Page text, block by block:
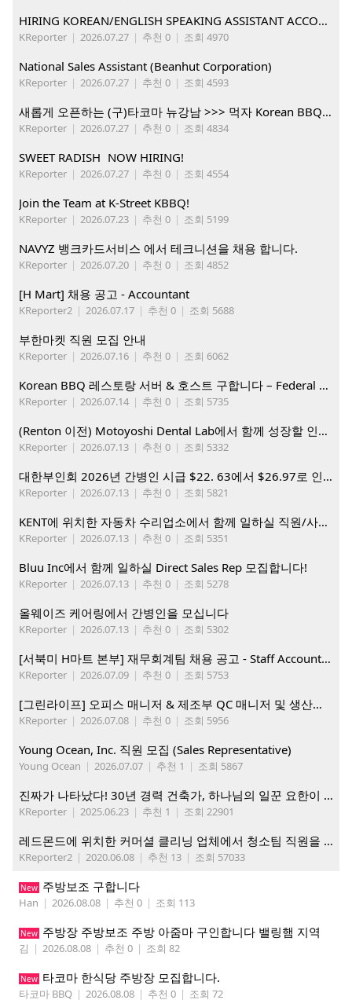
HIRING KOREAN/ENGLISH SPEAKING ASSISTANT ACCOUNT MANAGER
KReporter | 2026.07.27 | 추천 0 | 조회 4970
National Sales Assistant (Beanhut Corporation)
KReporter | 2026.07.27 | 추천 0 | 조회 4593
새롭게 오픈하는 (구)타코마 뉴강남 >>> 먹자 Korean BBQ 구인중
KReporter | 2026.07.27 | 추천 0 | 조회 4834
SWEET RADISH NOW HIRING!
KReporter | 2026.07.27 | 추천 0 | 조회 4554
Join the Team at K-Street KBBQ!
KReporter | 2026.07.23 | 추천 0 | 조회 5199
NAVYZ 뱅크카드서비스 에서 테크니션을 채용 합니다.
KReporter | 2026.07.20 | 추천 0 | 조회 4852
[H Mart] 채용 공고 - Accountant
KReporter2 | 2026.07.17 | 추천 0 | 조회 5688
부한마켓 직원 모집 안내
KReporter | 2026.07.16 | 추천 0 | 조회 6062
Korean BBQ 레스토랑 서버 & 호스트 구합니다 – Federal Way & Tacoma $45-$60/hr (server), $21-23/hr (Host)
KReporter | 2026.07.14 | 추천 0 | 조회 5735
(Renton 이전) Motoyoshi Dental Lab에서 함께 성장할 인재를 모십니다.
KReporter | 2026.07.13 | 추천 0 | 조회 5332
대한부인회 2026년 간병인 시급 $22. 63에서 $26.97로 인상. 지금 간병인들을 모집합니다
KReporter | 2026.07.13 | 추천 0 | 조회 5821
KENT에 위치한 자동차 수리업소에서 함께 일하실 직원/사무직원 구합니다.
KReporter | 2026.07.13 | 추천 0 | 조회 5351
Bluu Inc에서 함께 일하실 Direct Sales Rep 모집합니다!
KReporter | 2026.07.13 | 추천 0 | 조회 5278
올웨이즈 케어링에서 간병인을 모십니다
KReporter | 2026.07.13 | 추천 0 | 조회 5302
[서북미 H마트 본부] 재무회계팀 채용 공고 - Staff Accountant
KReporter | 2026.07.09 | 추천 0 | 조회 5753
[그린라이프] 오피스 매니저 & 제조부 QC 매니저 및 생산직, 웨어하우스 직원 모집
KReporter | 2026.07.08 | 추천 0 | 조회 5956
Young Ocean, Inc. 직원 모집 (Sales Representative)
Young Ocean | 2026.07.07 | 추천 1 | 조회 5867
진짜가 나타났다! 30년 경력 건축가, 하나님의 일꾼 요한이 책임 시공합니다.
KReporter | 2025.06.23 | 추천 1 | 조회 22901
레드몬드에 위치한 커머셜 클리닝 업체에서 청소팀 직원을 모집합니다.
KReporter2 | 2020.06.08 | 추천 13 | 조회 57033
New 주방보조 구합니다
Han | 2026.08.08 | 추천 0 | 조회 113
New 주방장 주방보조 주방 아줌마 구인합니다 밸링햄 지역
김 | 2026.08.08 | 추천 0 | 조회 82
New 타코마 한식당 주방장 모집합니다.
타코마 BBQ | 2026.08.08 | 추천 0 | 조회 72